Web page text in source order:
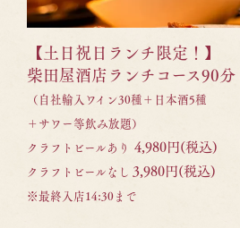
【土日祝日ランチ限定！】
柴田屋酒店ランチコース90分
（自社輸入ワイン30種＋日本酒5種
＋サワー等飲み放題）
クラフトビールあり 4,980円(税込)
クラフトビールなし 3,980円(税込)
※最終入店14:30まで